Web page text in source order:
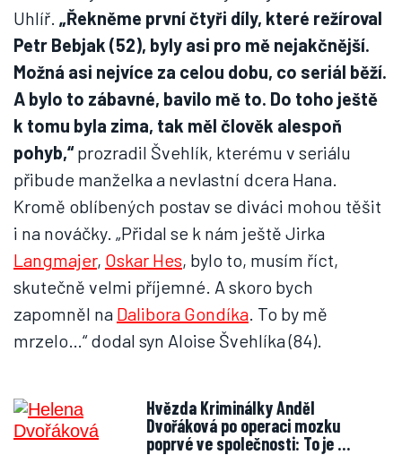
Uhlíř. „Řekněme první čtyři díly, které režíroval
Petr Bebjak (52), byly asi pro mě nejakčnější.
Možná asi nejvíce za celou dobu, co seriál běží.
A bylo to zábavné, bavilo mě to. Do toho ještě
k tomu byla zima, tak měl člověk alespoň
pohyb,“prozradil Švehlík, kterému v seriálu
přibude manželka a nevlastní dcera Hana.
Kromě oblíbených postav se diváci mohou těšit
i na nováčky. „Přidal se k nám ještě Jirka
Langmajer, Oskar Hes, bylo to, musím říct,
skutečně velmi příjemné. A skoro bych
zapomněl na Dalibora Gondíka. To by mě
mrzelo…“ dodal syn Aloise Švehlíka (84).
Hvězda Kriminálky Anděl
Dvořáková po operaci mozku
poprvé ve společnosti: To je …